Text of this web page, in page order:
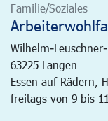
Familie/Soziales
Wilhelm-
63225 Langen
Essen auf Rädern,
freitags von 9 bis